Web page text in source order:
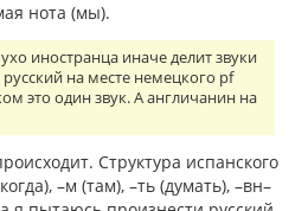
нота (мы).
иностранца иначе делит звуки
на месте немецкого pf
это один звук. А англичанин на
Структура испанского
–м (там), –ть (думать), –вн–